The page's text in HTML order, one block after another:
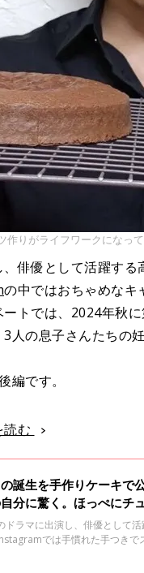
りがライフワークになって
俳優として活躍す
の中ではおちゃめなキ
トでは、2024年秋
人の息子さんたちの
編です。
む
誕生を手作りケーキで
分に驚く。ほっぺにチ
ドラマに出演し、俳優として
では手慣れた手つきで